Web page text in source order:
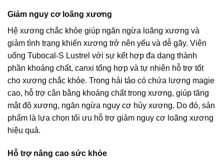
Giảm nguy cơ loãng xương
Hệ xương chắc khỏe giúp ngăn ngừa loãng xương và
giảm tình trạng khiến xương trở nên yếu và dễ gãy. Viên
uống Tubocal-S Lustrel với sự kết hợp đa dạng thành
phần khoáng chất, canxi tổng hợp và tự nhiên hỗ trợ tốt
cho xương chắc khỏe. Trong hải tảo có chứa lượng magie
cao, hỗ trợ cân bằng khoáng chất trong xương, giúp tăng
mật độ xương, ngăn ngừa nguy cơ hủy xương. Do đó, sản
phẩm là lựa chọn tối ưu hỗ trợ giảm nguy cơ loãng xương
hiệu quả.
Hỗ trợ nâng cao sức khỏe